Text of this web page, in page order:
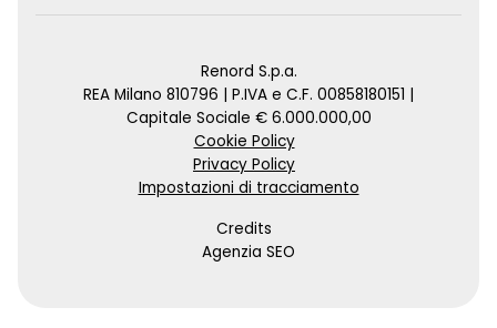
Renord S.p.a.
REA Milano 810796 | P.IVA e C.F. 00858180151 |
Capitale Sociale € 6.000.000,00
Cookie Policy
Privacy Policy
Impostazioni di tracciamento
Credits
Agenzia SEO